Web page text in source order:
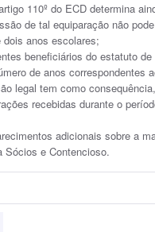
110º do ECD determina
de tal equiparação não
anos escolares;
beneficiários do estatuto
de anos correspondentes
legal tem como
recebidas durante o
adicionais sobre a
Sócios e Contencioso.